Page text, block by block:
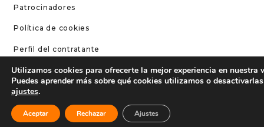
Patrocinadores
Política de cookies
Perfil del contratante
Fondos Next Generation
CONTÁCTANOS
Teléfono: 96 252 52 20
Utilizamos cookies para ofrecerte la mejor experiencia en nuestra
Puedes aprender más sobre qué cookies utilizamos o
ajustes.
Aceptar Rechazar Ajustes